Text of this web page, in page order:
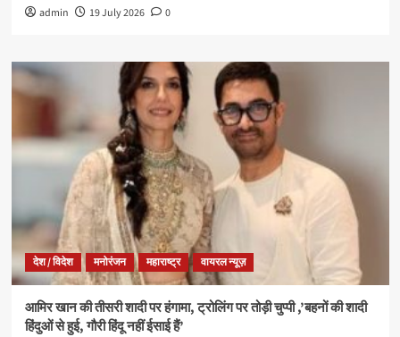
admin 19 July 2026 0
देश / विदेश मनोरंजन महाराष्ट्र वायरल न्यूज़
आमिर खान की तीसरी शादी पर हंगामा, ट्रोलिंग पर तोड़ी चुप्पी ,’बहनों की शादी
हिंदुओं से हुई, गौरी हिंदू नहीं ईसाई हैं’